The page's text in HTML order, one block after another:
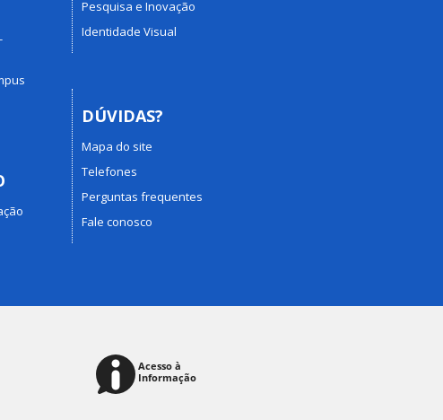
Pesquisa e Inovação
Identidade Visual
DÚVIDAS?
Mapa do site
Telefones
Perguntas frequentes
Fale conosco